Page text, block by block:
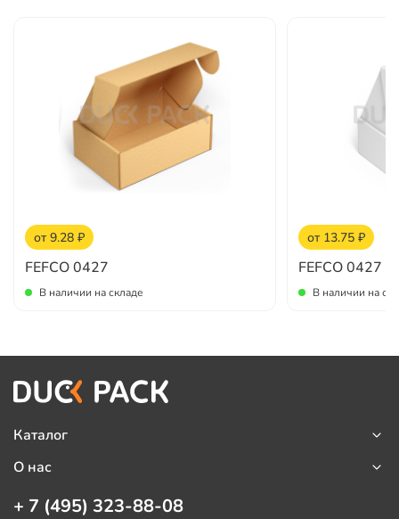
от 9.28 ₽
FEFCO 0427
В наличии на складе
от 13.75 ₽
FEFCO 0427
В наличии на
Каталог
О нас
+ 7 (495) 323-88-08